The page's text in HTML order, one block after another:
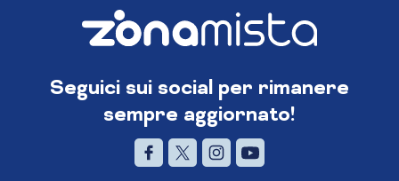
Seguici sui social per rimanere
sempre aggiornato!